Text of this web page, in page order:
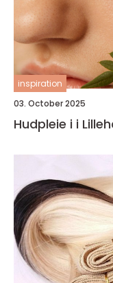
inspiration
03. October 2025
Hudpleie i i